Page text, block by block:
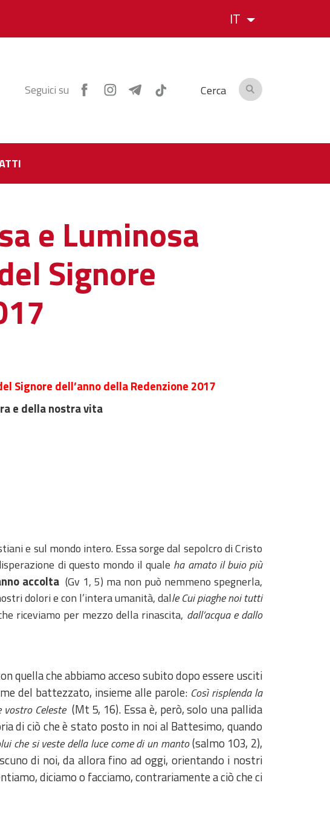
IT
Seguici su Cerca
e Luminosa
Signore
Signore dell’anno della Redenzione 2017
e della nostra vita
e sul mondo intero. Essa sorge dal sepolcro di Cristo
di questo mondo il quale ha amato il buio più
accolta (Gv 1, 5) ma non può nemmeno spegnerla,
dolori e con l’intera umanità, dalle Cui piaghe noi tutti
riceviamo per mezzo della rinascita, dall’acqua e dallo
quella che abbiamo acceso subito dopo essere usciti
del battezzato, insieme alle parole: Così risplenda la
Celeste (Mt 5, 16). Essa è, però, solo una pallida
di ciò che è stato posto in noi al Battesimo, quando
che si veste della luce come di un manto(salmo 103, 2),
di noi, da allora fino ad oggi, orientando i nostri
diciamo o facciamo, contrariamente a ciò che ci